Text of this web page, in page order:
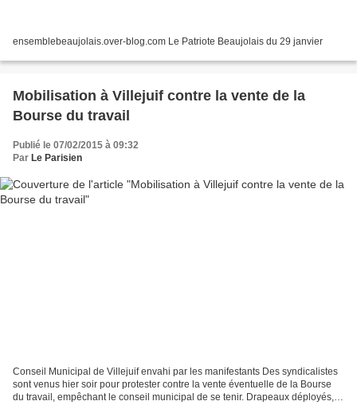
ensemblebeaujolais.over-blog.com Le Patriote Beaujolais du 29 janvier
Mobilisation à Villejuif contre la vente de la
Bourse du travail
Publié le 07/02/2015 à 09:32
Par Le Parisien
Conseil Municipal de Villejuif envahi par les manifestants Des syndicalistes
sont venus hier soir pour protester contre la vente éventuelle de la Bourse
du travail, empêchant le conseil municipal de se tenir. Drapeaux déployés,